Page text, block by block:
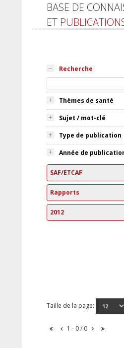
BASE DE
ET
Recherche
Thèmes de santé
Sujet / mot-clé
Type de publication
Année de
SAF/ETCAF
Rapports
2012
Taille de la page:
1 - 0 / 0